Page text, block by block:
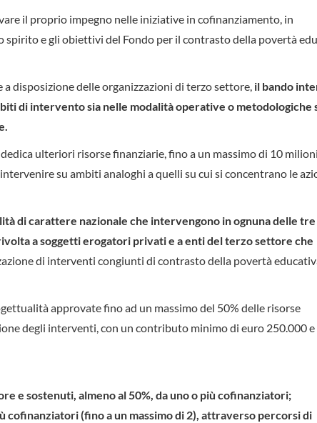
il proprio impegno nelle iniziative in cofinanziamento, in
e gli obiettivi del Fondo per il contrasto della povertà
disposizione delle organizzazioni di terzo settore, il bando
di intervento sia nelle modalità operative o metodologiche
ulteriori risorse finanziarie, fino a un massimo di 10
su ambiti analoghi a quelli su cui si concentrano le
di carattere nazionale che intervengono in ognuna delle
a soggetti erogatori privati e a enti del terzo settore che
di interventi congiunti di contrasto della povertà
approvate fino ad un massimo del 50% delle risorse
degli interventi, con un contributo minimo di euro 250.000
e sostenuti, almeno al 50%, da uno o più cofinanziatori;
(fino a un massimo di 2), attraverso percorsi di